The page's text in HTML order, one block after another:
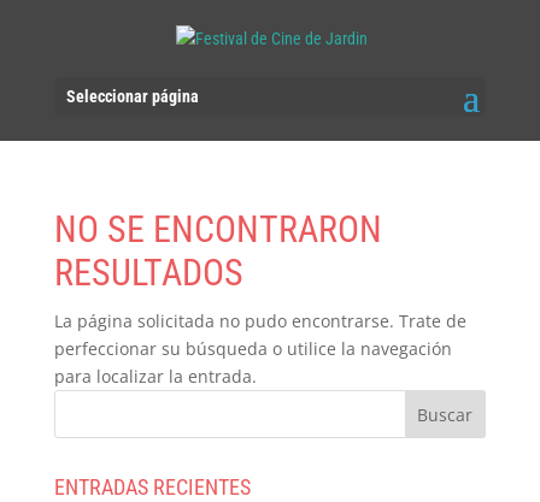
Seleccionar página
NO SE ENCONTRARON
RESULTADOS
La página solicitada no pudo encontrarse. Trate de
perfeccionar su búsqueda o utilice la navegación
para localizar la entrada.
ENTRADAS RECIENTES